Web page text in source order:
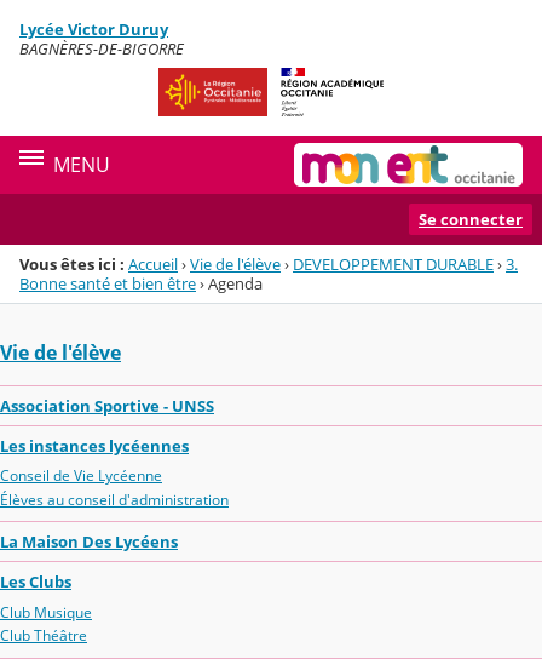
Menu de la rubrique
Contenu
Lycée Victor Duruy
BAGNÈRES-DE-BIGORRE
MENU
Se connecter
Vous êtes ici : Accueil›Vie de l'élève› DEVELOPPEMENT DURABLE›3.
Bonne santé et bien être›Agenda
Vie de l'élève
Association Sportive - UNSS
Les instances lycéennes
Conseil de Vie Lycéenne
Élèves au conseil d'administration
La Maison Des Lycéens
Les Clubs
Club Musique
Club Théâtre